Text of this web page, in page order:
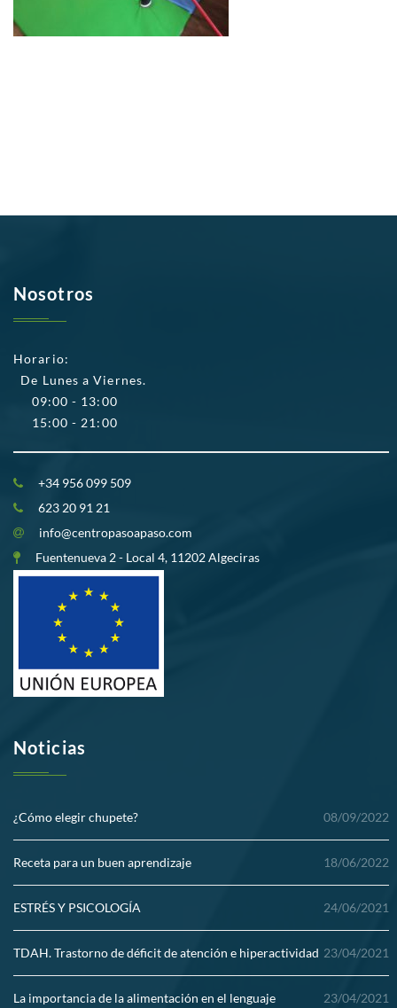
Nosotros
Horario:
De Lunes a Viernes.
09:00 - 13:00
15:00 - 21:00
+34 956 099 509
623 20 91 21
info@centropasoapaso.com
Fuentenueva 2 - Local 4, 11202 Algeciras
Noticias
¿Cómo elegir chupete? 08/09/2022
Receta para un buen aprendizaje 18/06/2022
ESTRÉS Y PSICOLOGÍA 24/06/2021
TDAH. Trastorno de déficit de atención e hiperactividad 23/04/2021
La importancia de la alimentación en el lenguaje 23/04/2021